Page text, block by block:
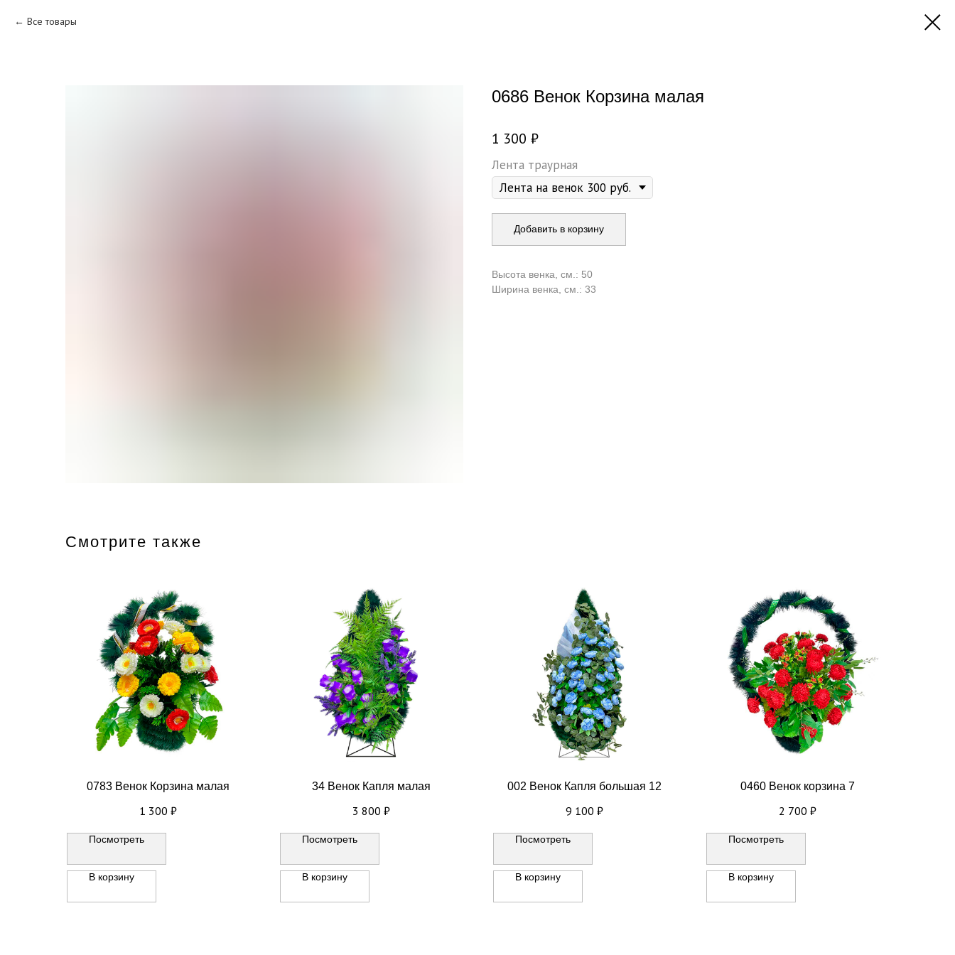
Все товары
0686 Венок Корзина малая
1 300 ₽
Лента траурная
Добавить в корзину
Высота венка, см.: 50
Ширина венка, см.: 33
Смотрите также
0783 Венок Корзина малая
1 300 ₽
Посмотреть
В корзину
34 Венок Капля малая
3 800 ₽
Посмотреть
В корзину
002 Венок Капля большая 12
9 100 ₽
Посмотреть
В корзину
0460 Венок корзина 7
2 700 ₽
Посмотреть
В корзину